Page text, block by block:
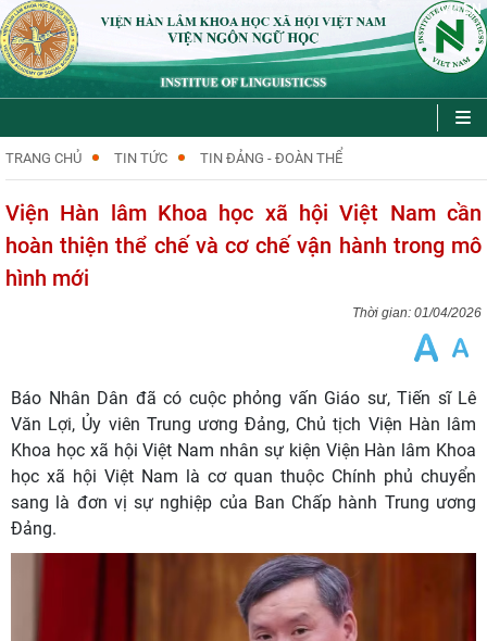
VI|EN
TRANG CHỦ TIN TỨC TIN ĐẢNG - ĐOÀN THỂ
Viện Hàn lâm Khoa học xã hội Việt Nam cần
hoàn thiện thể chế và cơ chế vận hành trong mô
hình mới
01/04/2026
Báo Nhân Dân đã có cuộc phỏng vấn Giáo sư, Tiến sĩ Lê
Văn Lợi, Ủy viên Trung ương Đảng, Chủ tịch Viện Hàn lâm
Khoa học xã hội Việt Nam nhân sự kiện Viện Hàn lâm Khoa
học xã hội Việt Nam là cơ quan thuộc Chính phủ chuyển
sang là đơn vị sự nghiệp của Ban Chấp hành Trung ương
Đảng.